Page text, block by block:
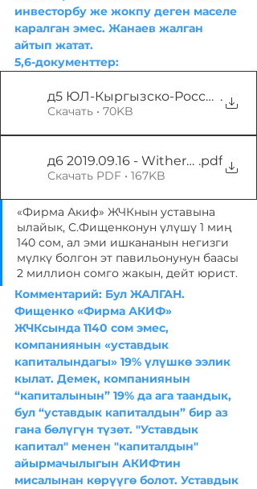
инвесторбу же жокпу деген маселе
каралган эмес. Жанаев жалган
айтып жатат.
5,6-документтер:
д5 ЮЛ-Кыргызско-Российское
.
Скачать • 70KB
д6 2019.09.16 - Withers.pdf
Скачать PDF • 167KB
«Фирма Акиф» ЖЧКнын уставына
ылайык, С.Фищенконун үлүшү 1 миң
140 сом, ал эми ишкананын негизги
мүлкү болгон эт павильонунун баасы
2 миллион сомго жакын, дейт юрист.
Комментарий: Бул ЖАЛГАН.
Фищенко «Фирма АКИФ»
ЖЧКсында 1140 сом эмес,
компаниянын «уставдык
капиталындагы» 19% үлүшкө ээлик
кылат. Демек, компаниянын
“капиталынын” 19% да ага таандык,
бул “уставдык капиталдын” бир аз
гана бөлүгүн түзөт. "Уставдык
капитал" менен "капиталдын"
айырмачылыгын АКИФтин
мисалынан көрүүгө болот. Уставдык